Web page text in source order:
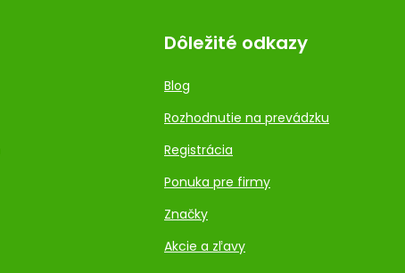
Dôležité odkazy
Blog
Rozhodnutie na prevádzku
Registrácia
Ponuka pre firmy
Značky
Akcie a zľavy